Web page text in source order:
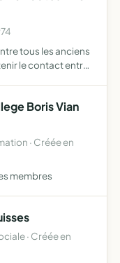
tous les anciens
le contact entre
Boris Vian
· Créée en
membres
· Créée en